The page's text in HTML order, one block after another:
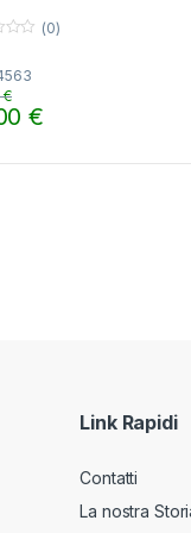
essere scelte nella
(0)
€
€
prodotto ha più
Link Rapidi
Contatti
La nostra